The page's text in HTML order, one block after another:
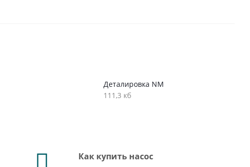
Деталировка NM
111,3 кб
Как купить насос